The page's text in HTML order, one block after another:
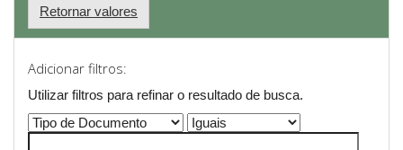
Retornar valores
Adicionar filtros:
Utilizar filtros para refinar o resultado de busca.